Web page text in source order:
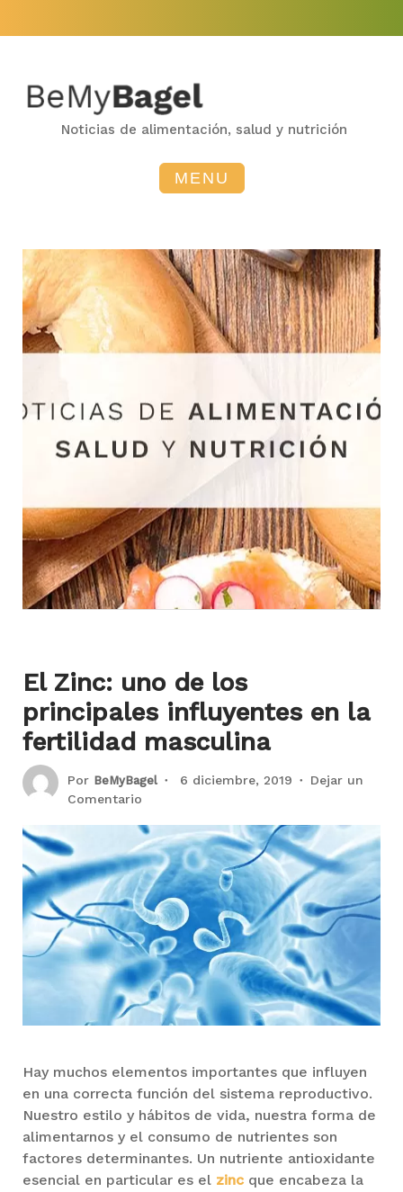
Noticias de alimentación, salud y nutrición
MENU
El Zinc: uno de los
principales influyentes en la
fertilidad masculina
Por BeMyBagel
Posted
6 diciembre, 2019
Dejar un
Comentario
Zinc:
uno
de
los
principales
influyentes
en
la
fertilidad
masculina
Hay muchos elementos importantes que influyen
en una correcta función del sistema reproductivo.
Nuestro estilo y hábitos de vida, nuestra forma de
alimentarnos y el consumo de nutrientes son
factores determinantes. Un nutriente antioxidante
esencial en particular es el zinc que encabeza la